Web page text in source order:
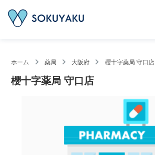
ホーム 薬局 大阪府 櫻十字薬局 守口店
櫻十字薬局 守口店